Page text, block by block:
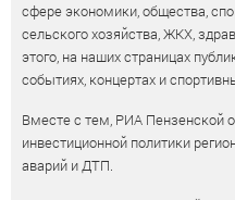
сфере экономики, общества,
сельского хозяйства, ЖКХ,
этого, на наших страницах
событиях, концертах и
Вместе с тем, РИА Пензенской
инвестиционной политики
аварий и ДТП.